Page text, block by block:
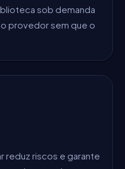
sob demanda
provedor sem que o
reduz riscos e garante